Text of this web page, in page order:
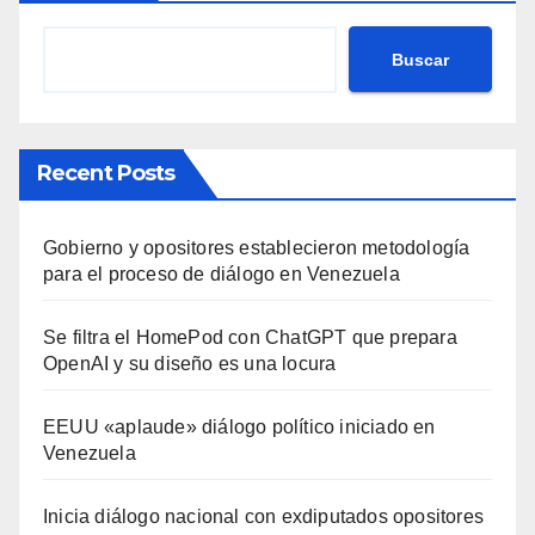
Buscar
Recent Posts
Gobierno y opositores establecieron metodología
para el proceso de diálogo en Venezuela
Se filtra el HomePod con ChatGPT que prepara
OpenAI y su diseño es una locura
EEUU «aplaude» diálogo político iniciado en
Venezuela
Inicia diálogo nacional con exdiputados opositores